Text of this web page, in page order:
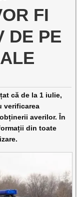
FI
DE PE
că de la 1 iulie,
verificarea
averilor. În
din toate